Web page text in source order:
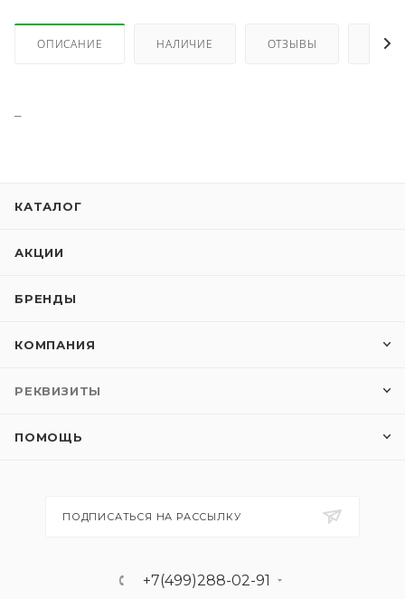
ОПИСАНИЕ НАЛИЧИЕ ОТЗЫВЫ КАК
КАТАЛОГ
АКЦИИ
БРЕНДЫ
КОМПАНИЯ
РЕКВИЗИТЫ
ПОМОЩЬ
ПОДПИСАТЬСЯ НА РАССЫЛКУ
+7(499)288-02-91